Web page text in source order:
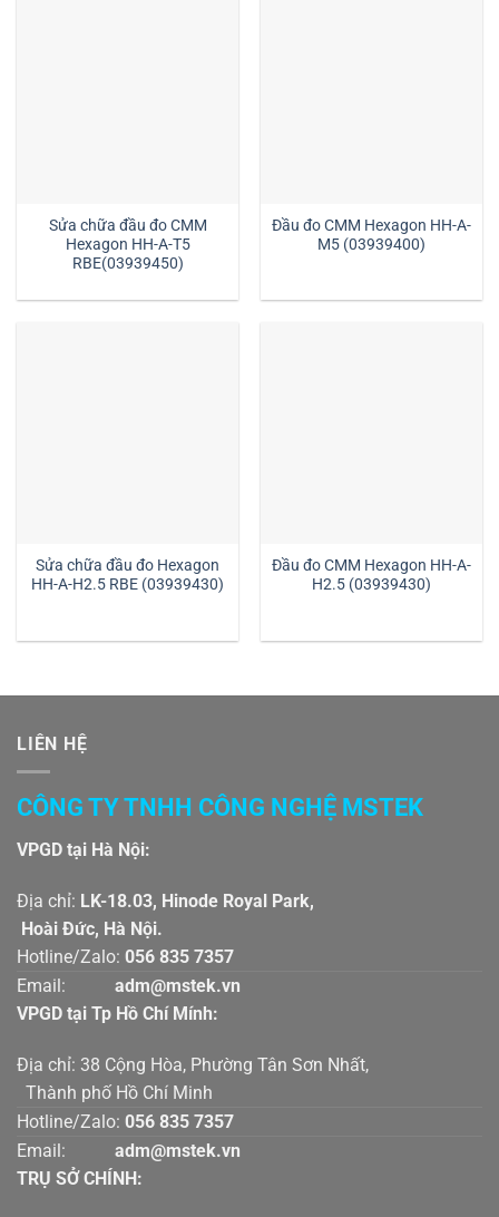
Sửa chữa đầu đo CMM
Hexagon HH-A-T5
RBE(03939450)
Đầu đo CMM Hexagon HH-A-
M5 (03939400)
Sửa chữa đầu đo Hexagon
HH-A-H2.5 RBE (03939430)
Đầu đo CMM Hexagon HH-A-
H2.5 (03939430)
LIÊN HỆ
CÔNG TY TNHH CÔNG NGHỆ MSTEK
VPGD tại Hà Nội:
Địa chỉ: LK-18.03, Hinode Royal Park,
Hoài Đức, Hà Nội.
Hotline/Zalo: 056 835 7357
Email:
adm@mstek.vn
VPGD tại Tp Hồ Chí Mính:
Địa chỉ: 38 Cộng Hòa, Phường Tân Sơn Nhất,
Thành phố Hồ Chí Minh
Hotline/Zalo: 056 835 7357
Email:
adm@mstek.vn
TRỤ SỞ CHÍNH: